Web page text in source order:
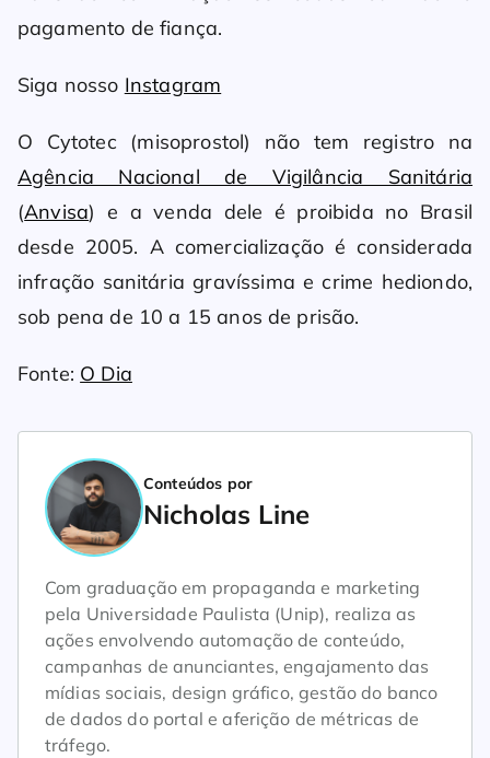
pagamento de fiança.
Siga nosso Instagram
O Cytotec (misoprostol) não tem registro na
Agência Nacional de Vigilância Sanitária
(Anvisa) e a venda dele é proibida no Brasil
desde 2005. A comercialização é considerada
infração sanitária gravíssima e crime hediondo,
sob pena de 10 a 15 anos de prisão.
Fonte: O Dia
Conteúdos por
Nicholas Line
Com graduação em propaganda e marketing
pela Universidade Paulista (Unip), realiza as
ações envolvendo automação de conteúdo,
campanhas de anunciantes, engajamento das
mídias sociais, design gráfico, gestão do banco
de dados do portal e aferição de métricas de
tráfego.